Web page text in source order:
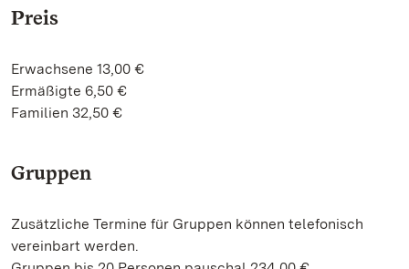
Preis
Erwachsene 13,00 €
Ermäßigte 6,50 €
Familien 32,50 €
Gruppen
Zusätzliche Termine für Gruppen können telefonisch
vereinbart werden.